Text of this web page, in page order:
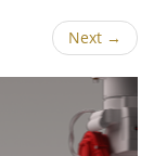
Next →